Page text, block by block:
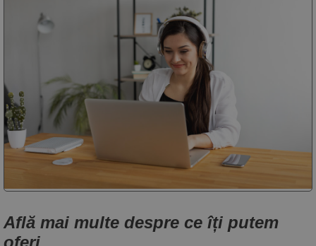
Află mai multe despre ce îți putem
oferi